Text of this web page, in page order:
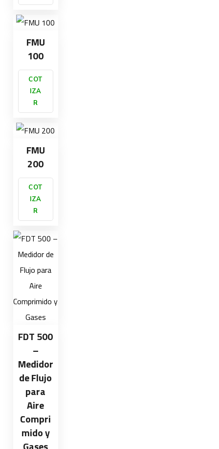
FMU
100
COT
IZA
R
FMU
200
COT
IZA
R
FDT 500
–
Medidor
de Flujo
para
Aire
Compri
mido y